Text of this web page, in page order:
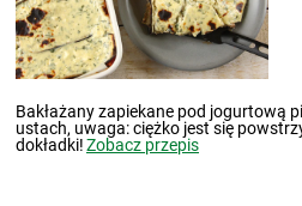
Bakłażany zapiekane pod jogurtową
ustach, uwaga: ciężko jest się
dokładki!Zobacz przepis